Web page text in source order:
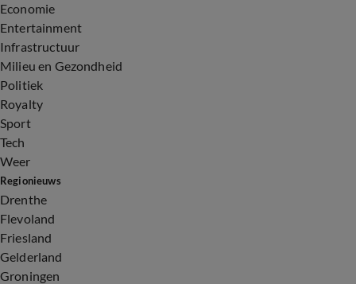
Economie
Entertainment
Infrastructuur
Milieu en Gezondheid
Politiek
Royalty
Sport
Tech
Weer
Regionieuws
Drenthe
Flevoland
Friesland
Gelderland
Groningen